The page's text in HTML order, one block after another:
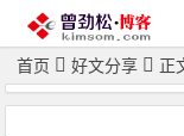
首页 好文分享 正